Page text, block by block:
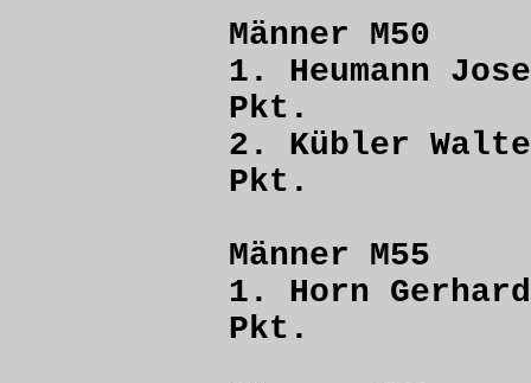
Männer M50
1.
Pkt.
2. Kübler
Pkt.
Männer M55
1. Horn
Pkt.